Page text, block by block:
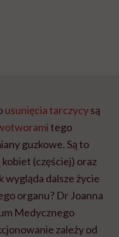
usunięcia tarczycysą
tego
guzkowe. Są to
(częściej) oraz
wygląda dalsze życie
organu? Dr Joanna
Medycznego
zależy od